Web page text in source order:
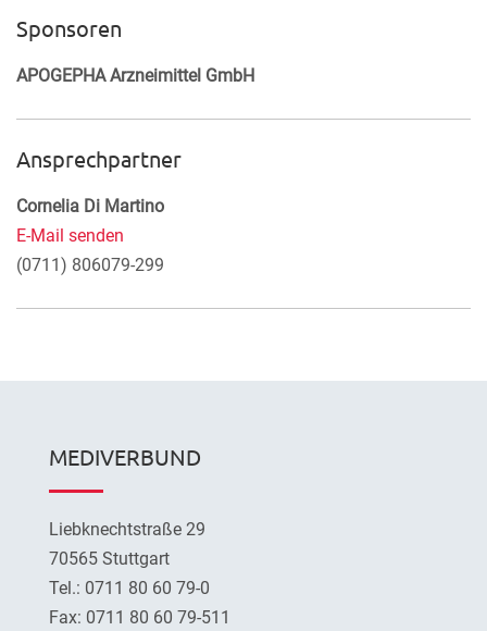
Sponsoren
APOGEPHA Arzneimittel GmbH
Ansprechpartner
Cornelia Di Martino
E-Mail senden
(0711) 806079-299
MEDIVERBUND
Liebknechtstraße 29
70565 Stuttgart
Tel.: 0711 80 60 79-0
Fax: 0711 80 60 79-511